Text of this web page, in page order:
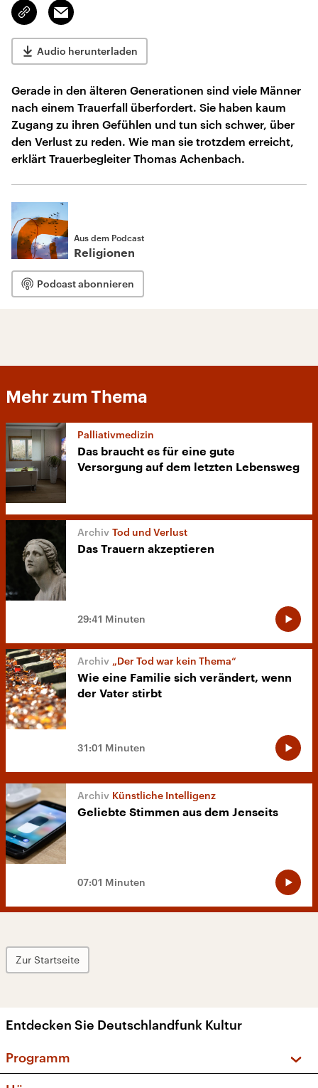
Link
kopieren/teilen
Email
Audio herunterladen
Gerade in den älteren Generationen sind viele Männer
nach einem Trauerfall überfordert. Sie haben kaum
Zugang zu ihren Gefühlen und tun sich schwer, über
den Verlust zu reden. Wie man sie trotzdem erreicht,
erklärt Trauerbegleiter Thomas Achenbach.
Aus dem Podcast
Religionen
Podcast abonnieren
Mehr zum Thema
Palliativmedizin
Das braucht es für eine gute
Versorgung auf dem letzten Lebensweg
Tod und Verlust
Das Trauern akzeptieren
29:41 Minuten
„Der Tod war kein Thema“
Wie eine Familie sich verändert, wenn
der Vater stirbt
31:01 Minuten
Künstliche Intelligenz
Geliebte Stimmen aus dem Jenseits
07:01 Minuten
Zur Startseite
Entdecken Sie Deutschlandfunk Kultur
Programm